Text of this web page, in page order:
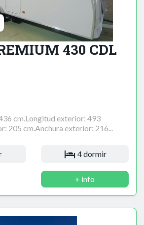
430 CDL
cm.Longitud exterior: 493
205 cm.Anchura exterior: 216...
4 dormir
+ info